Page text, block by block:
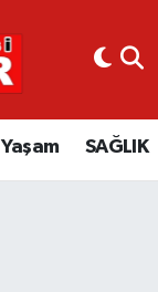
Yaşam SAĞLIK